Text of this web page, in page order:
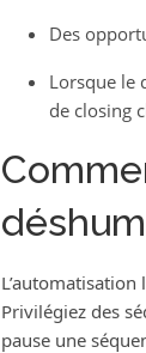
Des
Lorsque le
de closing
Privilégiez des
pause une